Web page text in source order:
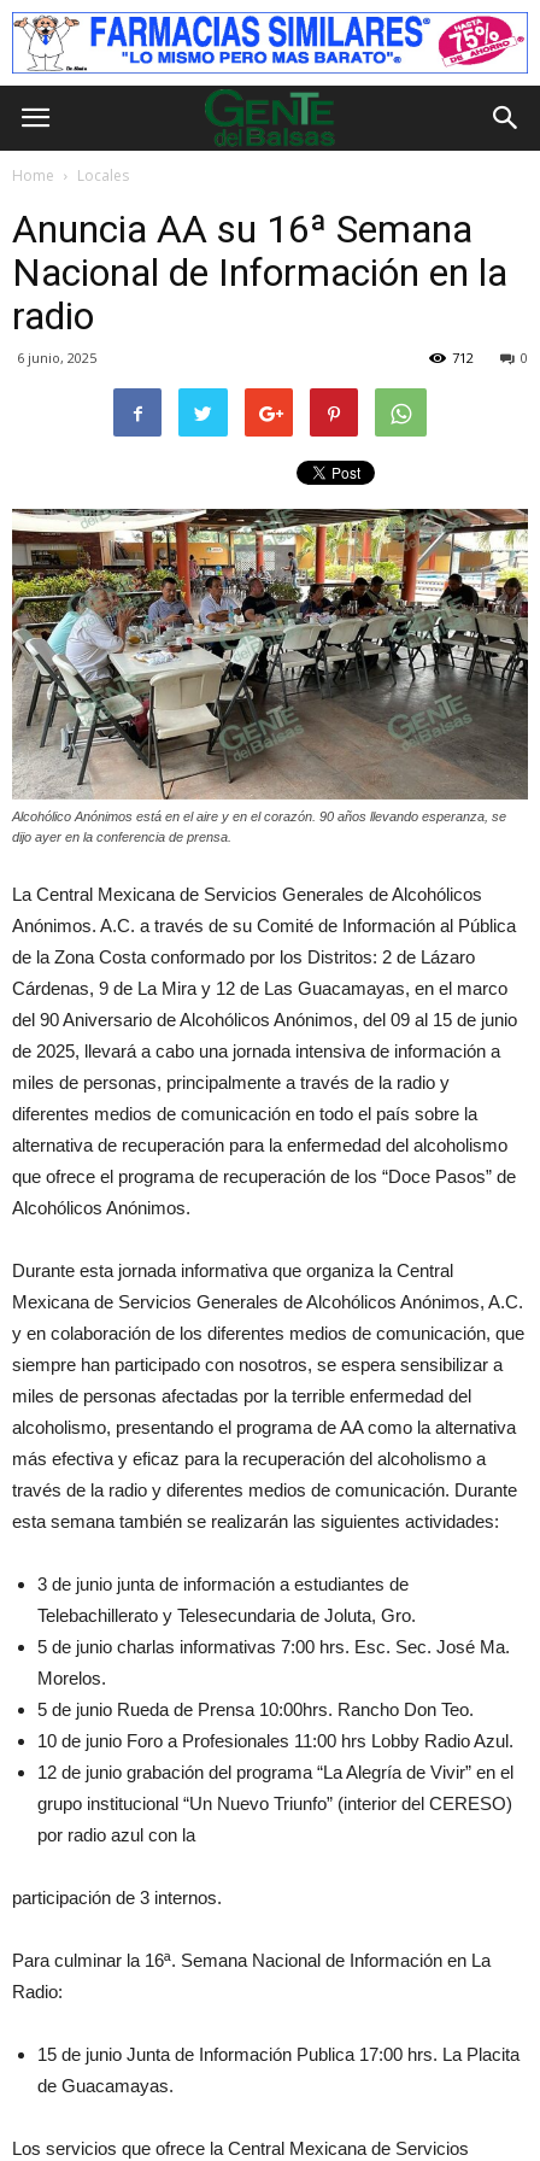
Home Locales
Anuncia AA su 16ª Semana
Nacional de Información en la
radio
6 junio, 2025 0
712
Alcohólico Anónimos está en el aire y en el corazón. 90 años llevando esperanza, se
dijo ayer en la conferencia de prensa.
La Central Mexicana de Servicios Generales de Alcohólicos
Anónimos. A.C. a través de su Comité de Información al Pública
de la Zona Costa conformado por los Distritos: 2 de Lázaro
Cárdenas, 9 de La Mira y 12 de Las Guacamayas, en el marco
del 90 Aniversario de Alcohólicos Anónimos, del 09 al 15 de junio
de 2025, llevará a cabo una jornada intensiva de información a
miles de personas, principalmente a través de la radio y
diferentes medios de comunicación en todo el país sobre la
alternativa de recuperación para la enfermedad del alcoholismo
que ofrece el programa de recuperación de los “Doce Pasos” de
Alcohólicos Anónimos.
Durante esta jornada informativa que organiza la Central
Mexicana de Servicios Generales de Alcohólicos Anónimos, A.C.
y en colaboración de los diferentes medios de comunicación, que
siempre han participado con nosotros, se espera sensibilizar a
miles de personas afectadas por la terrible enfermedad del
alcoholismo, presentando el programa de AA como la alternativa
más efectiva y eficaz para la recuperación del alcoholismo a
través de la radio y diferentes medios de comunicación. Durante
esta semana también se realizarán las siguientes actividades:
3 de junio junta de información a estudiantes de
Telebachillerato y Telesecundaria de Joluta, Gro.
5 de junio charlas informativas 7:00 hrs. Esc. Sec. José Ma.
Morelos.
5 de junio Rueda de Prensa 10:00hrs. Rancho Don Teo.
10 de junio Foro a Profesionales 11:00 hrs Lobby Radio Azul.
12 de junio grabación del programa “La Alegría de Vivir” en el
grupo institucional “Un Nuevo Triunfo” (interior del CERESO)
por radio azul con la
participación de 3 internos.
Para culminar la 16ª. Semana Nacional de Información en La
Radio:
15 de junio Junta de Información Publica 17:00 hrs. La Placita
de Guacamayas.
Los servicios que ofrece la Central Mexicana de Servicios